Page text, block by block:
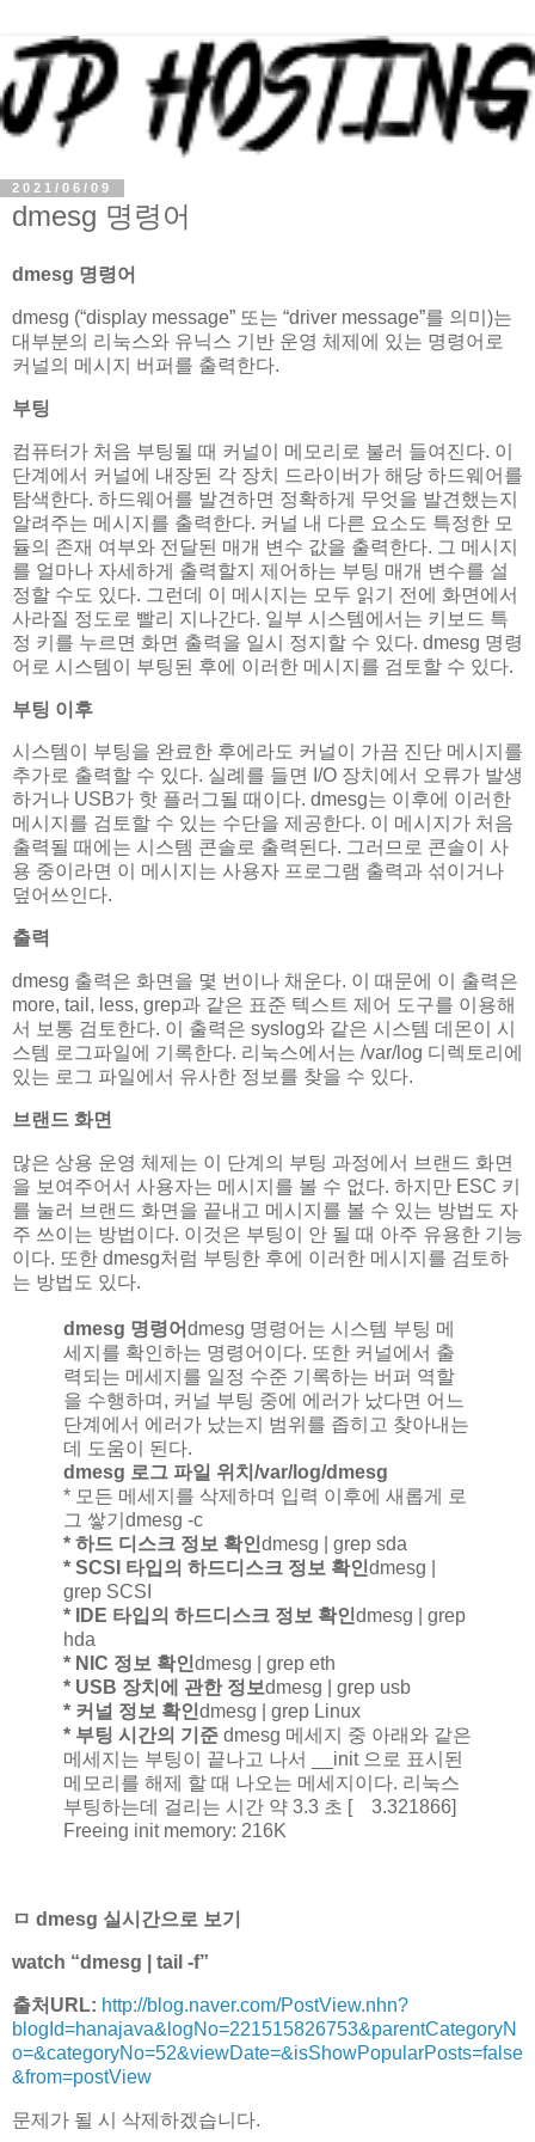
2021/06/09
dmesg 명령어
dmesg 명령어
dmesg (“display message” 또는 “driver message”를 의미)는
대부분의 리눅스와 유닉스 기반 운영 체제에 있는 명령어로
커널의 메시지 버퍼를 출력한다.
부팅
컴퓨터가 처음 부팅될 때 커널이 메모리로 불러 들여진다. 이
단계에서 커널에 내장된 각 장치 드라이버가 해당 하드웨어를
탐색한다. 하드웨어를 발견하면 정확하게 무엇을 발견했는지
알려주는 메시지를 출력한다. 커널 내 다른 요소도 특정한 모
듈의 존재 여부와 전달된 매개 변수 값을 출력한다. 그 메시지
를 얼마나 자세하게 출력할지 제어하는 부팅 매개 변수를 설
정할 수도 있다. 그런데 이 메시지는 모두 읽기 전에 화면에서
사라질 정도로 빨리 지나간다. 일부 시스템에서는 키보드 특
정 키를 누르면 화면 출력을 일시 정지할 수 있다. dmesg 명령
어로 시스템이 부팅된 후에 이러한 메시지를 검토할 수 있다.
부팅 이후
시스템이 부팅을 완료한 후에라도 커널이 가끔 진단 메시지를
추가로 출력할 수 있다. 실례를 들면 I/O 장치에서 오류가 발생
하거나 USB가 핫 플러그될 때이다. dmesg는 이후에 이러한
메시지를 검토할 수 있는 수단을 제공한다. 이 메시지가 처음
출력될 때에는 시스템 콘솔로 출력된다. 그러므로 콘솔이 사
용 중이라면 이 메시지는 사용자 프로그램 출력과 섞이거나
덮어쓰인다.
출력
dmesg 출력은 화면을 몇 번이나 채운다. 이 때문에 이 출력은
more, tail, less, grep과 같은 표준 텍스트 제어 도구를 이용해
서 보통 검토한다. 이 출력은 syslog와 같은 시스템 데몬이 시
스템 로그파일에 기록한다. 리눅스에서는 /var/log 디렉토리에
있는 로그 파일에서 유사한 정보를 찾을 수 있다.
브랜드 화면
많은 상용 운영 체제는 이 단계의 부팅 과정에서 브랜드 화면
을 보여주어서 사용자는 메시지를 볼 수 없다. 하지만 ESC 키
를 눌러 브랜드 화면을 끝내고 메시지를 볼 수 있는 방법도 자
주 쓰이는 방법이다. 이것은 부팅이 안 될 때 아주 유용한 기능
이다. 또한 dmesg처럼 부팅한 후에 이러한 메시지를 검토하
는 방법도 있다.
dmesg 명령어dmesg 명령어는 시스템 부팅 메
세지를 확인하는 명령어이다. 또한 커널에서 출
력되는 메세지를 일정 수준 기록하는 버퍼 역할
을 수행하며, 커널 부팅 중에 에러가 났다면 어느
단계에서 에러가 났는지 범위를 좁히고 찾아내는
데 도움이 된다.
dmesg 로그 파일 위치 /var/log/dmesg
* 모든 메세지를 삭제하며 입력 이후에 새롭게 로
그 쌓기dmesg -c
* 하드 디스크 정보 확인dmesg | grep sda
* SCSI 타입의 하드디스크 정보 확인dmesg |
grep SCSI
* IDE 타입의 하드디스크 정보 확인dmesg | grep
hda
* NIC 정보 확인dmesg | grep eth
* USB 장치에 관한 정보dmesg | grep usb
* 커널 정보 확인dmesg | grep Linux
* 부팅 시간의 기준 dmesg 메세지 중 아래와 같은
메세지는 부팅이 끝나고 나서 __init 으로 표시된
메모리를 해제 할 때 나오는 메세지이다. 리눅스
부팅하는데 걸리는 시간 약 3.3 초 [ 3.321866]
Freeing init memory: 216K
ㅁ dmesg 실시간으로 보기
watch “dmesg | tail -f”
출처URL: http://blog.naver.com/PostView.nhn?
blogId=hanajava&logNo=221515826753&parentCategoryN
o=&categoryNo=52&viewDate=&isShowPopularPosts=false
&from=postView
문제가 될 시 삭제하겠습니다.